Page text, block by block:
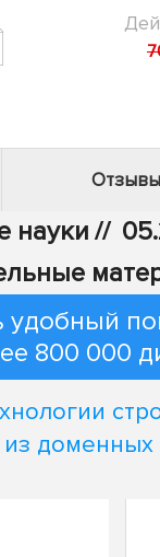
Отзывы
науки //
удобный
800 000
из